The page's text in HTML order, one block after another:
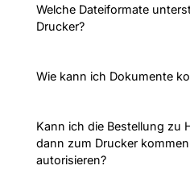
Welche Dateiformate
Drucker?
Wie kann ich Dokumente
Kann ich die Bestellung zu
dann zum Drucker
autorisieren?